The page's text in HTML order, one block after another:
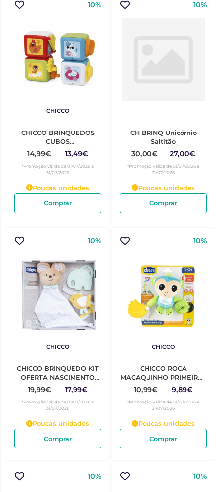
10%
CHICCO
CHICCO BRINQUEDOS
CUBOS
MULTIACTIVIDADES 2/1
14,99€ 13,49€
*Promoção válida de 01/07/2026 a
31/07/2026
Poucas unidades
Comprar
10%
CH BRINQ Unicórnio
Saltitão
30,00€ 27,00€
*Promoção válida de 01/07/2026 a
31/07/2026
Poucas unidades
Comprar
10%
CHICCO
CHICCO BRINQUEDO KIT
OFERTA NASCIMENTO
0M+
19,99€ 17,99€
*Promoção válida de 01/07/2026 a
31/07/2026
Poucas unidades
Comprar
10%
CHICCO
CHICCO ROCA
MACAQUINHO PRIMEIRAS
ATIVIDADES
10,99€ 9,89€
*Promoção válida de 01/07/2026 a
31/07/2026
Poucas unidades
Comprar
10% 10%